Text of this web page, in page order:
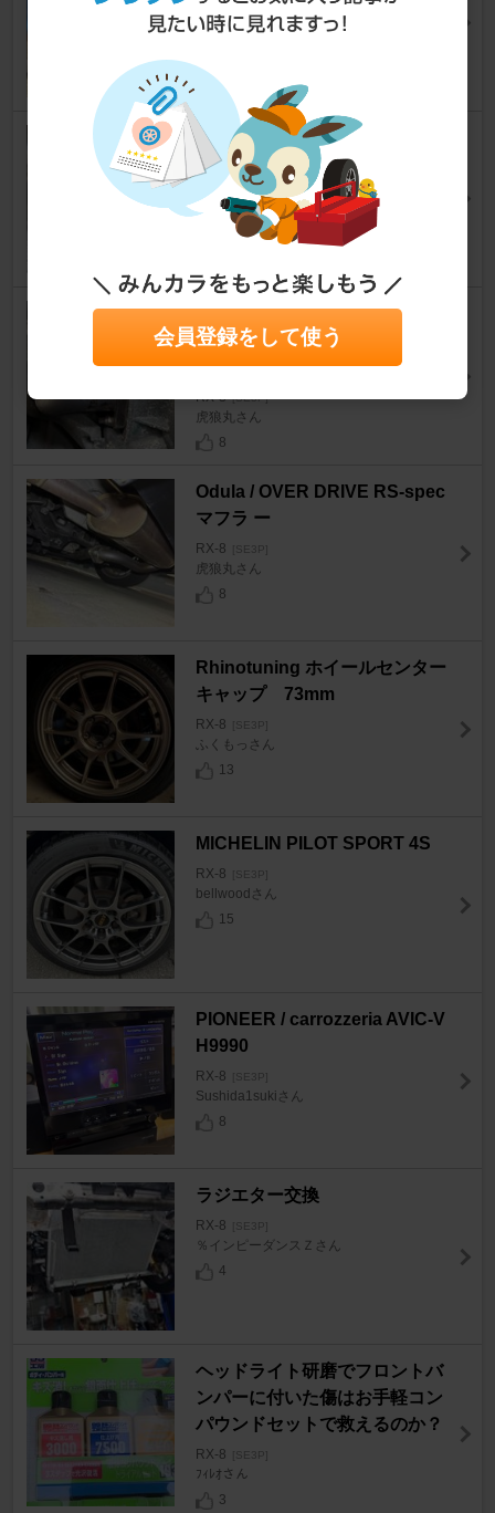
RX-8 [SE3P]
YOKOHAMA ADVAN Racing A
DVAN Racing RG-D2
RX-8 [SE3P]
いしわた３さん
どっかのエキマニ わかる人どこ
のか教えてもらえると嬉しいで
す笑
RX-8 [SE3P]
虎狼丸さん
8
Odula / OVER DRIVE RS-spec
マフラ ー
RX-8 [SE3P]
虎狼丸さん
8
Rhinotuning ホイールセンター
キャップ 73mm
RX-8 [SE3P]
ふくもっさん
13
MICHELIN PILOT SPORT 4S
RX-8 [SE3P]
bellwoodさん
15
PIONEER / carrozzeria AVIC-V
H9990
RX-8 [SE3P]
Sushida1sukiさん
8
ラジエター交換
RX-8 [SE3P]
％インピーダンスＺさん
4
ヘッドライト研磨でフロントバ
ンパーに付いた傷はお手軽コン
パウンドセットで救えるのか？
RX-8 [SE3P]
ﾌｨﾚｵさん
3
会員登録をして使う